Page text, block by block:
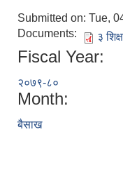
Submitted on: Tue,
Documents:
३
Fiscal Year:
२०७९-८०
Month:
बैसाख